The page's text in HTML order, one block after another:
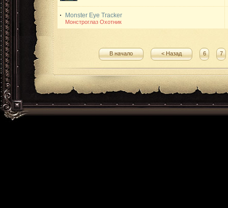
Monster Eye Tracker
Монстроглаз Охотник
В начало < Назад 6 7